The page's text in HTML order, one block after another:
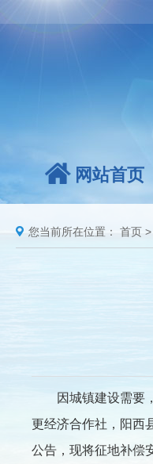
网站首页
您当前所在位置： 首页 >
因城镇建设需要，
更经济合作社，阳西
公告，现将征地补偿